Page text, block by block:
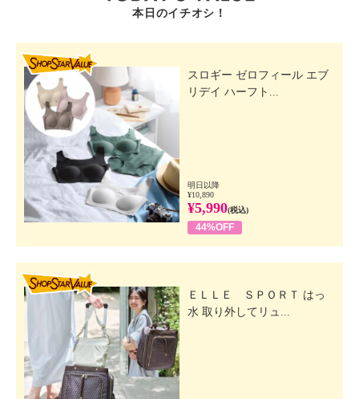
本日のイチオシ！
スロギー ゼロフィール エブ
リデイ ハーフト...
明日以降
¥10,890
¥5,990(税込)
44%OFF
ＥＬＬＥ ＳＰＯＲＴ はっ
水 取り外してリュ...